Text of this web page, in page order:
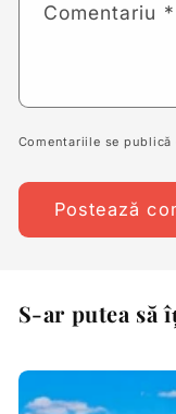
Comentariu *
Comentariile se publică
S-ar putea să